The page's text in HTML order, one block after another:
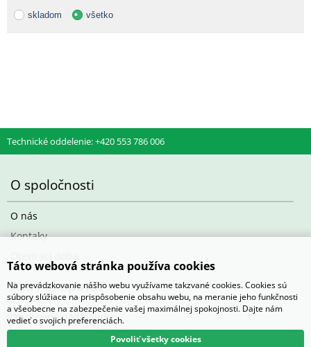
Morava - 1 CC ....... 500 Kč + DPH
Čechy, Slovensko - doprava na dotaz
1-4 balení 140 Kč
5-8 balení 280 Kč
21 a více balení 780 Kč
skladom všetko
Technické oddelenie: +420 553 786 006
O spoločnosti
O nás
Kontaky
Ako nakupovať
Obchodné podmienky
Táto webová stránka používa cookies
Na prevádzkovanie nášho webu využívame takzvané cookies. Cookies sú
súbory slúžiace na prispôsobenie obsahu webu, na meranie jeho funkčnosti
a všeobecne na zabezpečenie vašej maximálnej spokojnosti. Dajte nám
vedieť o svojich preferenciách.
Povoliť všetky cookies